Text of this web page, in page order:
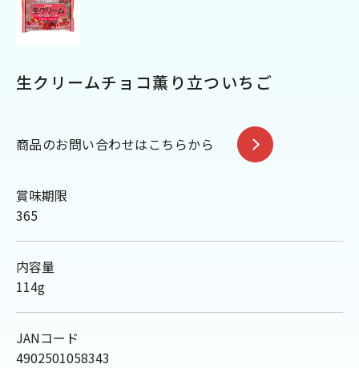
生クリームチョコ薫り立ついちご
商品のお問い合わせはこちらから
賞味期限
365
内容量
114g
JANコード
4902501058343